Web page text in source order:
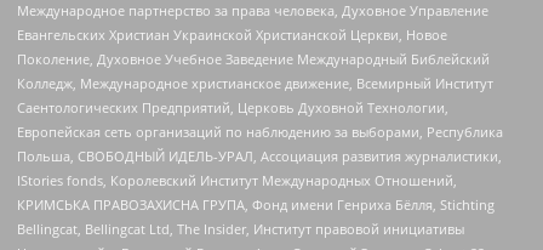
Международное партнерство за права человека, Духовное Управление
Евангельских Христиан Украинской Христианской Церкви, Новое
Поколение, Духовное Учебное Заведение Международный Библейский
Колледж, Международное христианское движение, Всемирный Институт
Саентологических Предприятий, Церковь Духовной Технологии,
Европейская сеть организаций по наблюдению за выборами, Республика
Польша, СВОБОДНЫЙ ИДЕЛЬ-УРАЛ, Ассоциация развития журналистики,
IStories fonds, Королевский Институт Международных Отношений,
КРИМСЬКА ПРАВОЗАХИСНА ГРУПА, Фонд имени Генриха Бёлля, Stichting
Bellingcat, Bellingcat Ltd, The Insider, Институт правовой инициативы